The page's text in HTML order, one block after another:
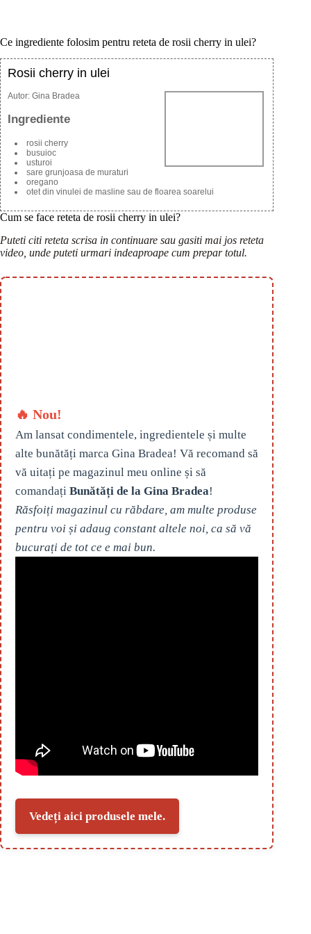
Ce ingrediente folosim pentru reteta de rosii cherry in ulei?
Rosii cherry in ulei
Autor: Gina Bradea
Ingrediente
rosii cherry
busuioc
usturoi
sare grunjoasa de muraturi
oregano
otet din vinulei de masline sau de floarea soarelui
Cum se face reteta de rosii cherry in ulei?
Puteti citi reteta scrisa in continuare sau gasiti mai jos reteta
video, unde puteti urmari indeaproape cum prepar totul.
🔥 Nou!
Am lansat condimentele, ingredientele și multe
alte bunătăți marca Gina Bradea! Vă recomand să
vă uitați pe magazinul meu online și să
comandați Bunătăți de la Gina Bradea!
Răsfoiți magazinul cu răbdare, am multe produse
pentru voi și adaug constant altele noi, ca să vă
bucurați de tot ce e mai bun.
Vedeți aici produsele mele.